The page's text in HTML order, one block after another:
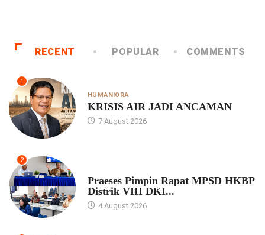
RECENT POPULAR COMMENTS
1
HUMANIORA
KRISIS AIR JADI ANCAMAN
7 August 2026
2
Praeses Pimpin Rapat MPSD HKBP
Distrik VIII DKI...
4 August 2026